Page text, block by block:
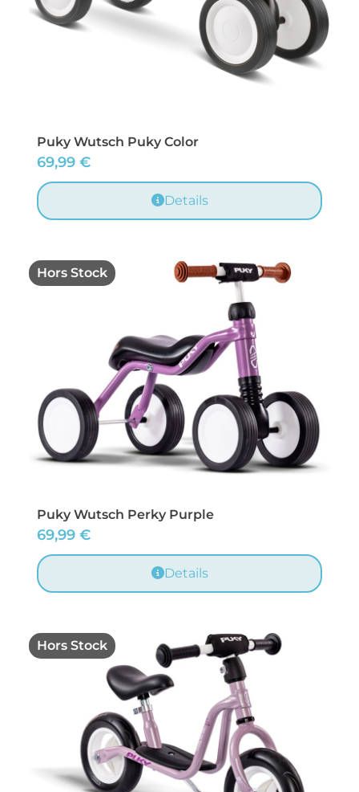
Puky Wutsch Puky Color
69,99 €
Details
Hors Stock
Puky Wutsch Perky Purple
69,99 €
Details
Hors Stock